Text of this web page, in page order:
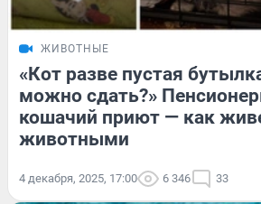
ЖИВОТНЫЕ
«Кот разве пустая
можно сдать?»
кошачий приют — как
животными
4 декабря, 2025, 17:00 6 346 33